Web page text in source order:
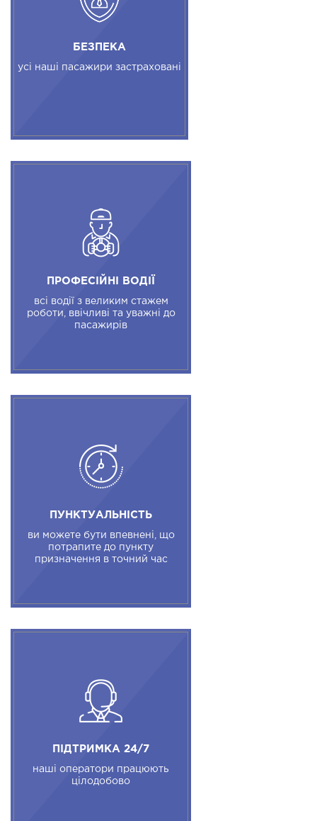
БЕЗПЕКА
усі наші пасажири застраховані
ПРОФЕСІЙНІ ВОДІЇ
всі водії з великим стажем
роботи, ввічливі та уважні до
пасажирів
ПУНКТУАЛЬНІСТЬ
ви можете бути впевнені, що
потрапите до пункту
призначення в точний час
ПІДТРИМКА 24/7
наші оператори працюють
цілодобово